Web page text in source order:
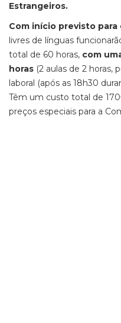
Estrangeiros.
Com início previsto para
livres de línguas
total de 60 horas, com
horas (2 aulas de 2 horas,
laboral (após as 18h30
Têm um custo total de
preços especiais para a